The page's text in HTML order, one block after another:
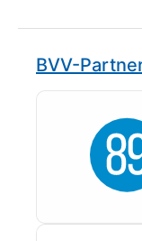
BVV-